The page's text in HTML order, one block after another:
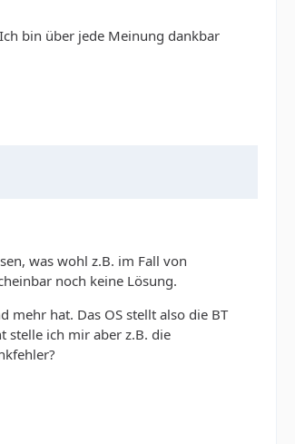
bin über jede Meinung dankbar
was wohl z.B. im Fall von
noch keine Lösung.
hat. Das OS stellt also die BT
stelle ich mir aber z.B. die